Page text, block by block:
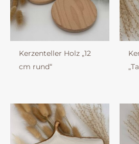
Kerzenteller Holz „12
cm rund“